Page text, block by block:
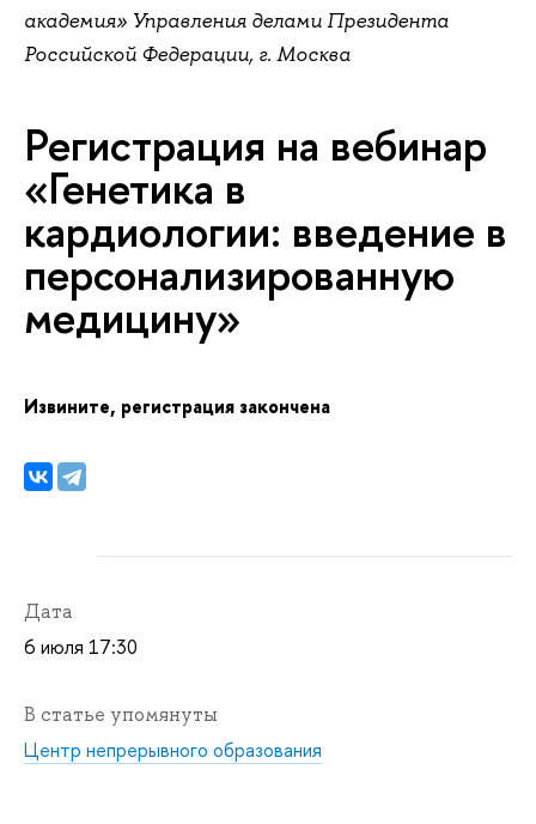
академия» Управления делами Президента
Российской Федерации, г. Москва
Регистрация на вебинар
«Генетика
кардиологии: введение
персонализированную
медицину»
Извините, регистрация закончена
Дата
6 июля 17:30
статье упомянуты
Центр непрерывного образования